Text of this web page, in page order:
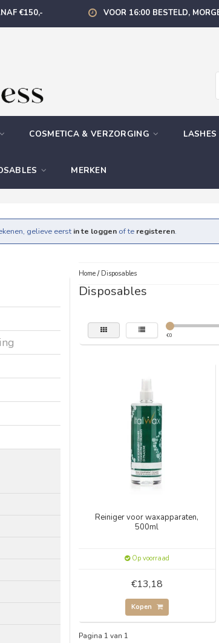
€150,- VOOR 16:00 BESTELD,
COSMETICA & VERZORGING
MERKEN
gelieve eerst in te loggen of te registeren.
Home/ Disposables
Disposables
€0
Reiniger voor waxapparaten,
500ml
Op voorraad
€13,18
Kopen
Pagina 1 van 1